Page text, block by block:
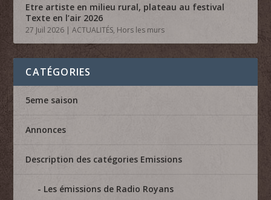
Etre artiste en milieu rural, plateau au festival
Texte en l’air 2026
27 Juil 2026 |ACTUALITÉS, Hors les murs
CATÉGORIES
5eme saison
Annonces
Description des catégories Emissions
Les émissions de Radio Royans